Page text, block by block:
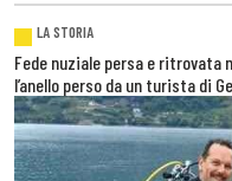
LA STORIA
Fede nuziale persa e ritrovata
l’anello perso da un turista di